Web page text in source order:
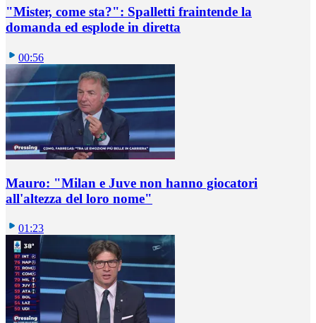
"Mister, come sta?": Spalletti fraintende la
domanda ed esplode in diretta
00:56
Mauro: "Milan e Juve non hanno giocatori
all'altezza del loro nome"
01:23